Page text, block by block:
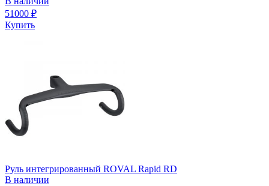
51000 ₽
Купить
Руль интегрированный ROVAL Rapid RD
В наличии